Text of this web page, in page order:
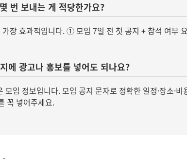
번 보내는 게 적당한가요?
장 효과적입니다. ① 모임 7일 전 첫 공지 + 참석 여부
에 광고나 홍보를 넣어도 되나요?
모임 정보입니다. 모임 공지 문자로 정확한 일정·장소·
꼭 넣어주세요.